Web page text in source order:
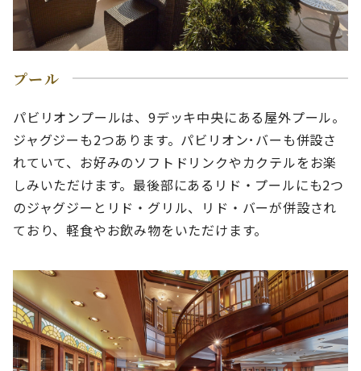
プール
パビリオンプールは、9デッキ中央にある屋外プール。
ジャグジーも2つあります。パビリオン･バーも併設さ
れていて、お好みのソフトドリンクやカクテルをお楽
しみいただけます。最後部にあるリド・プールにも2つ
のジャグジーとリド・グリル、リド・バーが併設され
ており、軽食やお飲み物をいただけます。